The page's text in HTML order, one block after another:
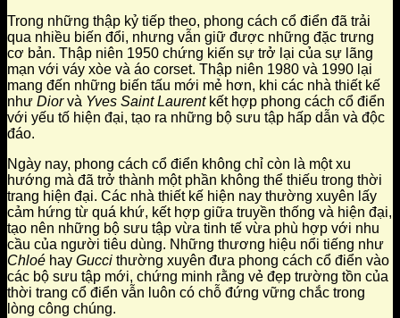
Trong những thập kỷ tiếp theo, phong cách cổ điển đã trải
qua nhiều biến đổi, nhưng vẫn giữ được những đặc trưng
cơ bản. Thập niên 1950 chứng kiến sự trở lại của sự lãng
mạn với váy xòe và áo corset. Thập niên 1980 và 1990 lại
mang đến những biến tấu mới mẻ hơn, khi các nhà thiết kế
như Diorvà Yves Saint Laurentkết hợp phong cách cổ điển
với yếu tố hiện đại, tạo ra những bộ sưu tập hấp dẫn và độc
đáo.
Ngày nay, phong cách cổ điển không chỉ còn là một xu
hướng mà đã trở thành một phần không thể thiếu trong thời
trang hiện đại. Các nhà thiết kế hiện nay thường xuyên lấy
cảm hứng từ quá khứ, kết hợp giữa truyền thống và hiện đại,
tạo nên những bộ sưu tập vừa tinh tế vừa phù hợp với nhu
cầu của người tiêu dùng. Những thương hiệu nổi tiếng như
Chloé hay Gucci thường xuyên đưa phong cách cổ điển vào
các bộ sưu tập mới, chứng minh rằng vẻ đẹp trường tồn của
thời trang cổ điển vẫn luôn có chỗ đứng vững chắc trong
lòng công chúng.